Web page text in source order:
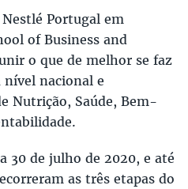
Portugal em
of Business and
o que de melhor se faz
nível nacional e
Nutrição, Saúde, Bem-
30 de julho de 2020, e até
as três etapas do